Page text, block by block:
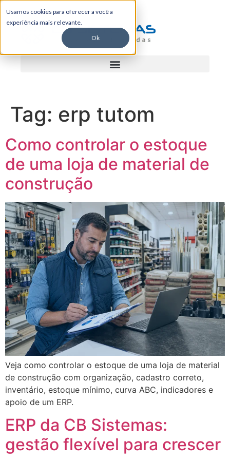
Usamos cookies para oferecer a você a
experiência mais relevante.
Ok
Tag: erp tutom
Como controlar o estoque
de uma loja de material de
construção
Veja como controlar o estoque de uma loja de material
de construção com organização, cadastro correto,
inventário, estoque mínimo, curva ABC, indicadores e
apoio de um ERP.
ERP da CB Sistemas:
gestão flexível para crescer